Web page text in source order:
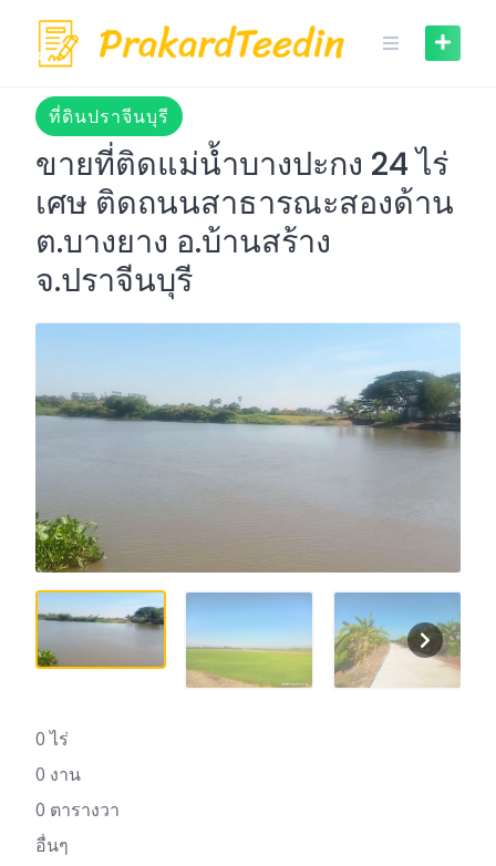
content
ที่ดินปราจีนบุรี
ขายที่ติดแม่น้ำบางปะกง 24 ไร่
เศษ ติดถนนสาธารณะสองด้าน
ต.บางยาง อ.บ้านสร้าง
จ.ปราจีนบุรี
0 ไร่
0 งาน
0 ตารางวา
อื่นๆ